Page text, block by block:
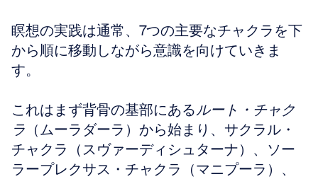
瞑想の実践は通常、7つの主要なチャクラを下
から順に移動しながら意識を向けていきま
す。
これはまず背骨の基部にあるルート・チャク
ラ （ムーラダーラ）から始まり、サクラル・
チャクラ（スヴァーディシュターナ）、ソー
ラープレクサス・チャクラ（マニプーラ）、